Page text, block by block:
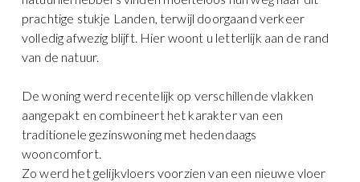
prachtige stukje Landen, terwijl doorgaand verkeer
volledig afwezig blijft. Hier woont u letterlijk aan de rand
van de natuur.
De woning werd recentelijk op verschillende vlakken
aangepakt en combineert het karakter van een
traditionele gezinswoning met hedendaags
wooncomfort.
Zo werd het gelijkvloers voorzien van een nieuwe vloer